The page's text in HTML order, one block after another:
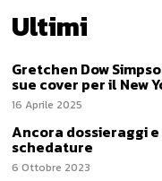
Ultimi
Gretchen Dow
sue cover per il New
16 Aprile 2025
Ancora dossieraggi e
schedature
6 Ottobre 2023